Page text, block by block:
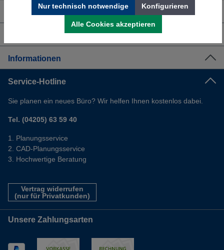
Informationen
Service-Hotline
Sie planen ein neues Büro? Wir helfen Ihnen kostenlos dabei.
Tel. (04205) 63 59 40
Planungsservice
CAD-Planungsservice
Hochwertige Beratung
Vertrag widerrufen
(nur für Privatkunden)
Unsere Zahlungsarten
Nur technisch notwendige Konfigurieren
Alle Cookies akzeptieren